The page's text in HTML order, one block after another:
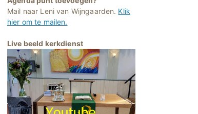
Mail naar Leni van Wijngaarden. Klik
hier om te mailen.
Live beeld kerkdienst